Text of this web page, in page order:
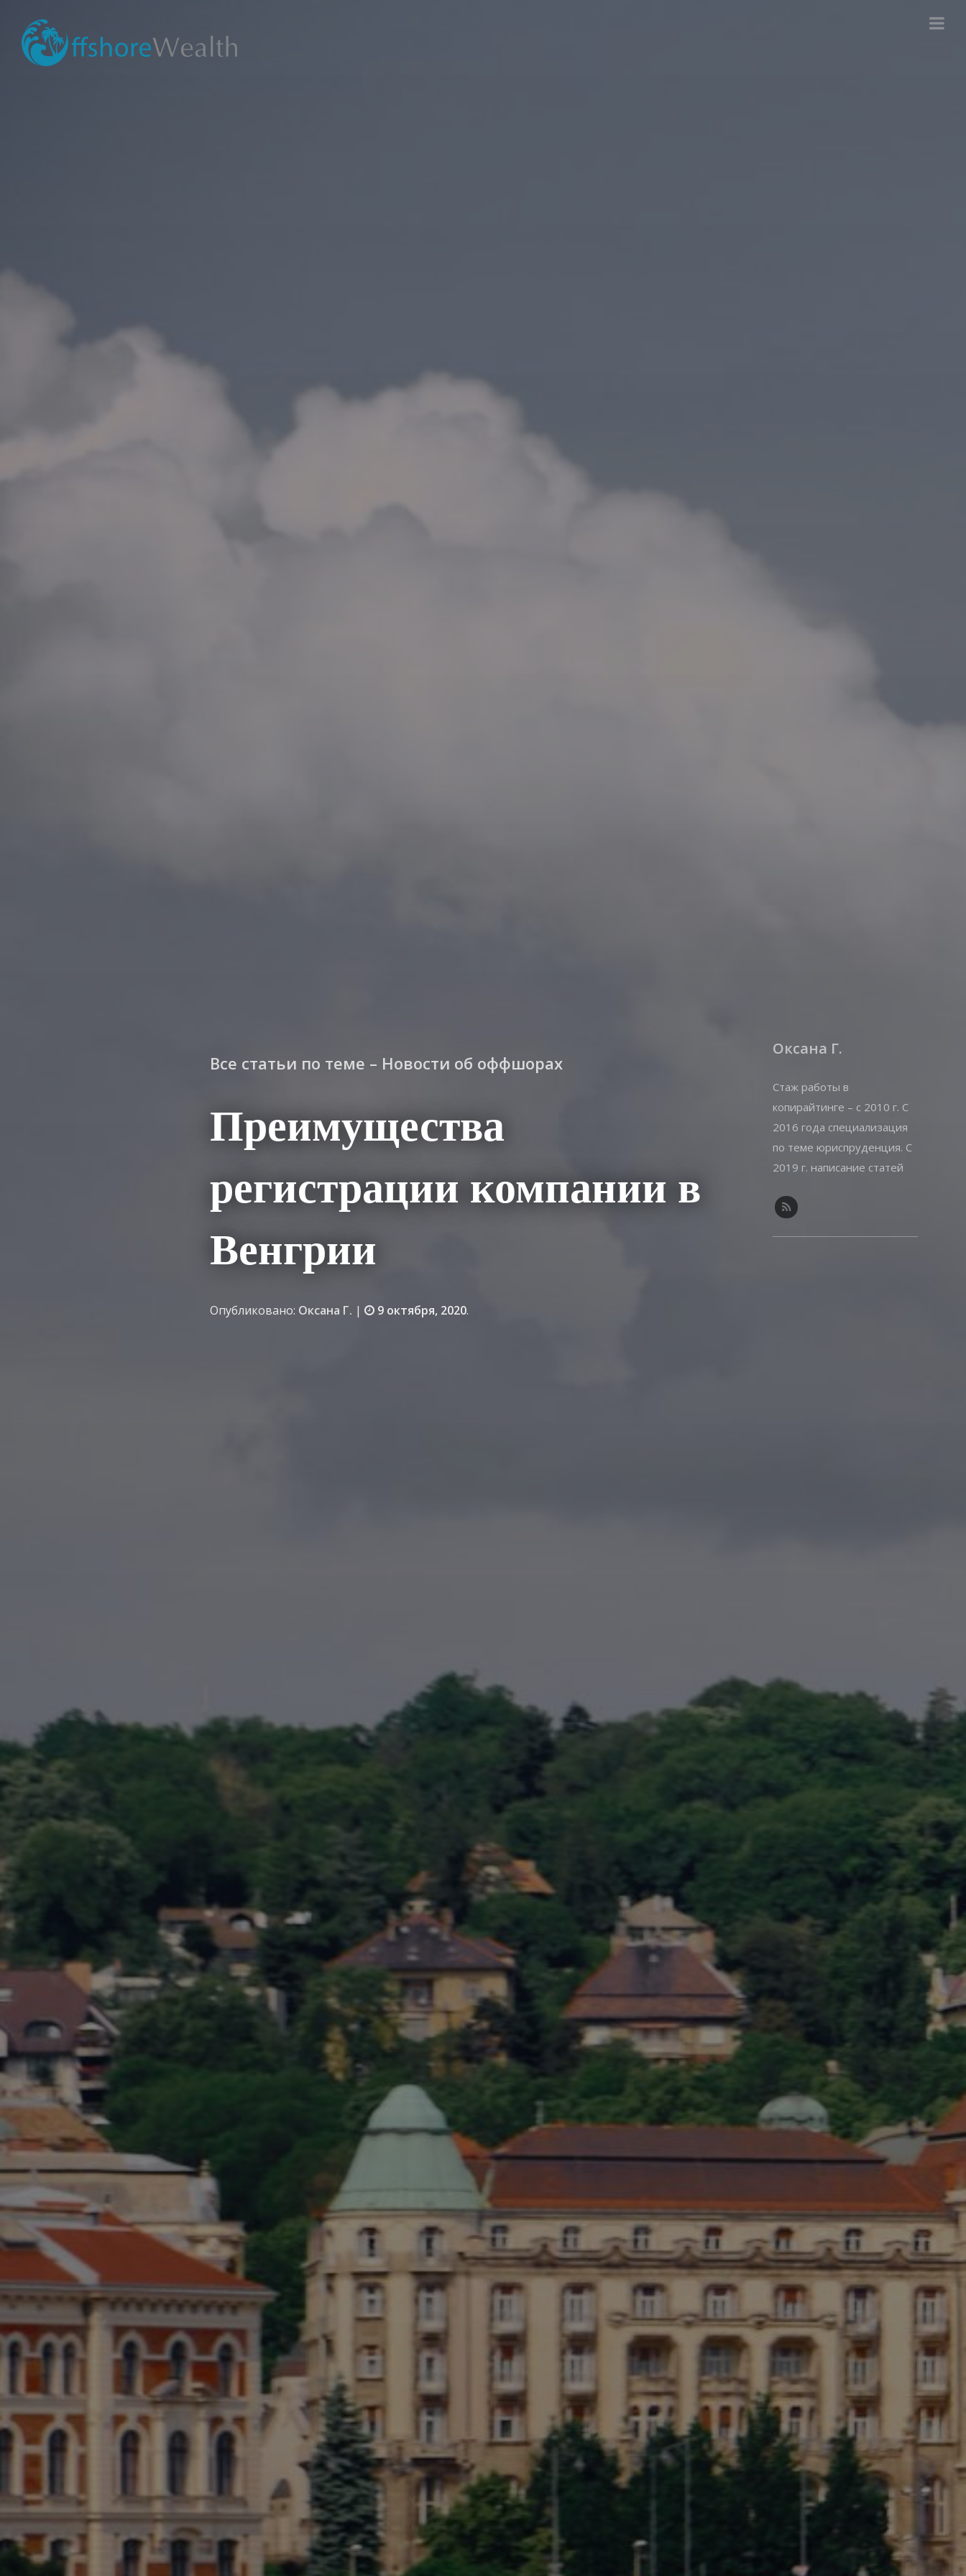
Все статьи по теме – Новости об оффшорах
Преимущества
регистрации компании в
Венгрии
Опубликовано: Оксана Г. | 9 октября, 2020.
Оксана Г.
Стаж работы в
копирайтинге – с 2010 г. С
2016 года специализация
по теме юриспруденция. С
2019 г. написание статей
оффшоры, корпоративные,